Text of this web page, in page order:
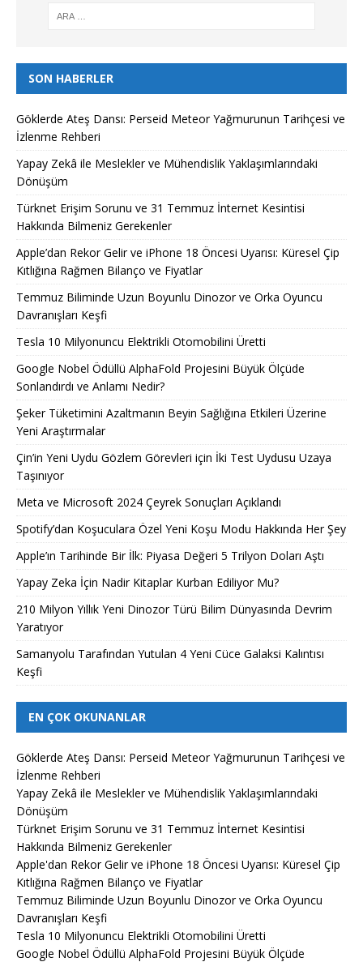
SON HABERLER
Göklerde Ateş Dansı: Perseid Meteor Yağmurunun Tarihçesi ve
İzlenme Rehberi
Yapay Zekâ ile Meslekler ve Mühendislik Yaklaşımlarındaki
Dönüşüm
Türknet Erişim Sorunu ve 31 Temmuz İnternet Kesintisi
Hakkında Bilmeniz Gerekenler
Apple’dan Rekor Gelir ve iPhone 18 Öncesi Uyarısı: Küresel Çip
Kıtlığına Rağmen Bilanço ve Fiyatlar
Temmuz Biliminde Uzun Boyunlu Dinozor ve Orka Oyuncu
Davranışları Keşfi
Tesla 10 Milyonuncu Elektrikli Otomobilini Üretti
Google Nobel Ödüllü AlphaFold Projesini Büyük Ölçüde
Sonlandırdı ve Anlamı Nedir?
Şeker Tüketimini Azaltmanın Beyin Sağlığına Etkileri Üzerine
Yeni Araştırmalar
Çin’in Yeni Uydu Gözlem Görevleri için İki Test Uydusu Uzaya
Taşınıyor
Meta ve Microsoft 2024 Çeyrek Sonuçları Açıklandı
Spotify’dan Koşuculara Özel Yeni Koşu Modu Hakkında Her Şey
Apple’ın Tarihinde Bir İlk: Piyasa Değeri 5 Trilyon Doları Aştı
Yapay Zeka İçin Nadir Kitaplar Kurban Ediliyor Mu?
210 Milyon Yıllık Yeni Dinozor Türü Bilim Dünyasında Devrim
Yaratıyor
Samanyolu Tarafından Yutulan 4 Yeni Cüce Galaksi Kalıntısı
Keşfi
EN ÇOK OKUNANLAR
Göklerde Ateş Dansı: Perseid Meteor Yağmurunun Tarihçesi ve
İzlenme Rehberi
Yapay Zekâ ile Meslekler ve Mühendislik Yaklaşımlarındaki
Dönüşüm
Türknet Erişim Sorunu ve 31 Temmuz İnternet Kesintisi
Hakkında Bilmeniz Gerekenler
Apple'dan Rekor Gelir ve iPhone 18 Öncesi Uyarısı: Küresel Çip
Kıtlığına Rağmen Bilanço ve Fiyatlar
Temmuz Biliminde Uzun Boyunlu Dinozor ve Orka Oyuncu
Davranışları Keşfi
Tesla 10 Milyonuncu Elektrikli Otomobilini Üretti
Google Nobel Ödüllü AlphaFold Projesini Büyük Ölçüde